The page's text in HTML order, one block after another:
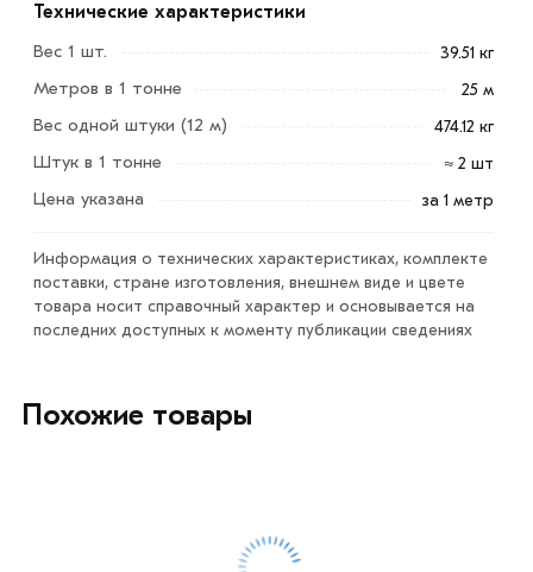
сварка.
«Добавить в корзину»
«Быстрый заказ». Также можете купить позвонив по
контактам указанным на сайте.
Условия доставки и цены на товар Труба
электросварная в интернет-магазине МЕТАЛЛ-РС
действительны в Москве и области. Наши
профессиональные менеджеры обработают заказ и
Данний товар от производителя сертифицирован,
Технические характеристики
Вес 1 шт.
39.51 кг
Метров в 1 тонне 25 м
Вес одной штуки (12 м) 474.12 кг
Штук в 1 тонне ≈ 2 шт
Цена указана за 1 метр
Информация о технических характеристиках, комплекте
поставки, стране изготовления, внешнем виде и цвете
товара носит справочный характер и основывается на
последних доступных к моменту публикации сведениях
Похожие товары